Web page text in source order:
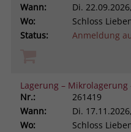
Wann:
Di.
Wo:
Schloss
Status:
Anmeldung
Lagerung –
Nr.:
261419
Wann:
Di.
Wo:
Schloss